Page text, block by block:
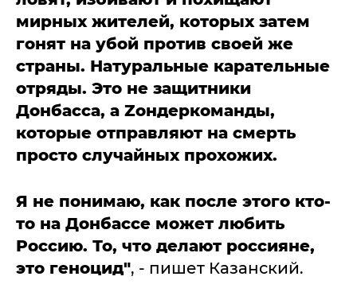
мирных жителей, которых затем
гонят на убой против своей же
страны. Натуральные карательные
отряды. Это не защитники
Донбасса, а Zондеркоманды,
которые отправляют на смерть
просто случайных прохожих.
Я не понимаю, как после этого кто-
то на Донбассе может любить
Россию. То, что делают россияне,
это геноцид", - пишет Казанский.